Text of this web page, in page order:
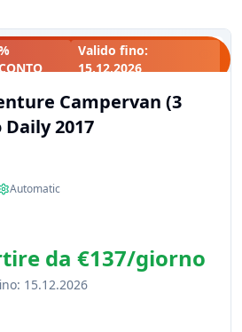
Valido fino:
15.12.2026
Campervan (3
2017
Automatic
da €137/giorno
: 15.12.2026